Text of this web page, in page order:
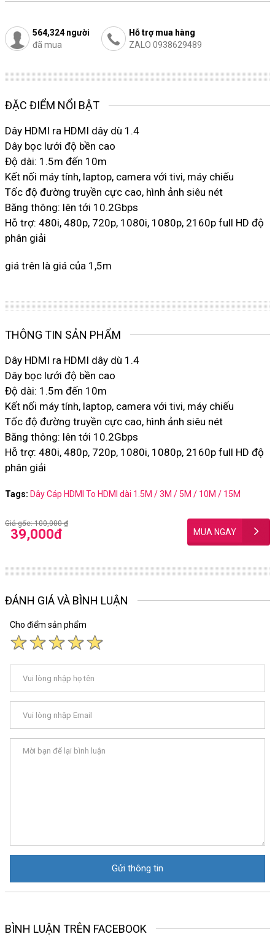
564,324người
đã mua
Hỗ trợ mua hàng
ZALO 0938629489
ĐẶC ĐIỂM NỔI BẬT
Dây HDMI ra HDMI dây dù 1.4
Dây bọc lưới độ bền cao
Độ dài: 1.5m đến 10m
Kết nối máy tính, laptop, camera với tivi, máy chiếu
Tốc độ đường truyền cực cao, hình ảnh siêu nét
Băng thông: lên tới 10.2Gbps
Hỗ trợ: 480i, 480p, 720p, 1080i, 1080p, 2160p full HD độ
phân giải
giá trên là giá của 1,5m
THÔNG TIN SẢN PHẨM
Dây HDMI ra HDMI dây dù 1.4
Dây bọc lưới độ bền cao
Độ dài: 1.5m đến 10m
Kết nối máy tính, laptop, camera với tivi, máy chiếu
Tốc độ đường truyền cực cao, hình ảnh siêu nét
Băng thông: lên tới 10.2Gbps
Hỗ trợ: 480i, 480p, 720p, 1080i, 1080p, 2160p full HD độ
phân giải
Tags: Dây Cáp HDMI To HDMI dài 1.5M / 3M / 5M / 10M / 15M
Giá gốc: 100,000₫
39,000đ
ĐÁNH GIÁ VÀ BÌNH LUẬN
Cho điểm sản phẩm
BÌNH LUẬN TRÊN FACEBOOK